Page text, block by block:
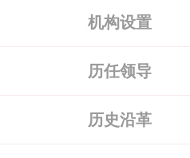
机构设置
历任领导
历史沿革